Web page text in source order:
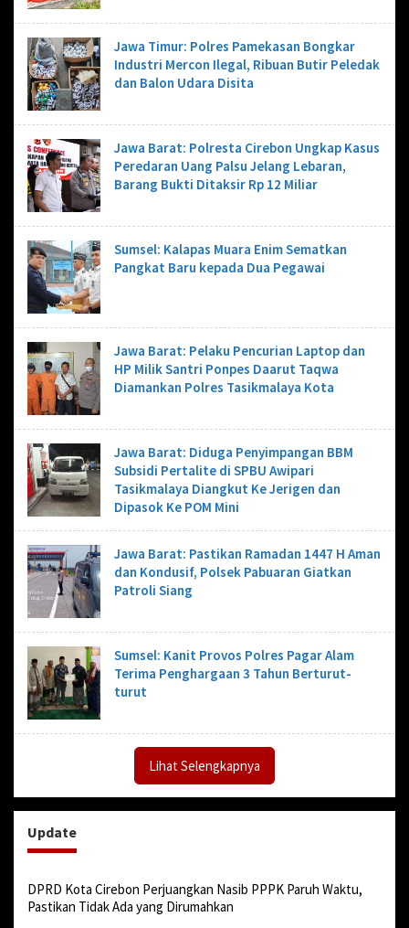
Jawa Timur: Polres Pamekasan Bongkar
Industri Mercon Ilegal, Ribuan Butir Peledak
dan Balon Udara Disita
Jawa Barat: Polresta Cirebon Ungkap Kasus
Peredaran Uang Palsu Jelang Lebaran,
Barang Bukti Ditaksir Rp 12 Miliar
Sumsel: Kalapas Muara Enim Sematkan
Pangkat Baru kepada Dua Pegawai
Jawa Barat: Pelaku Pencurian Laptop dan
HP Milik Santri Ponpes Daarut Taqwa
Diamankan Polres Tasikmalaya Kota
Jawa Barat: Diduga Penyimpangan BBM
Subsidi Pertalite di SPBU Awipari
Tasikmalaya Diangkut Ke Jerigen dan
Dipasok Ke POM Mini
Jawa Barat: Pastikan Ramadan 1447 H Aman
dan Kondusif, Polsek Pabuaran Giatkan
Patroli Siang
Sumsel: Kanit Provos Polres Pagar Alam
Terima Penghargaan 3 Tahun Berturut-
turut
Lihat Selengkapnya
Update
DPRD Kota Cirebon Perjuangkan Nasib PPPK Paruh Waktu,
Pastikan Tidak Ada yang Dirumahkan